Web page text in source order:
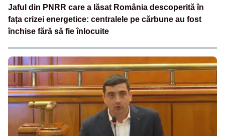
Jaful din PNRR care a lăsat România descoperită în
fața crizei energetice: centralele pe cărbune au fost
închise fără să fie înlocuite